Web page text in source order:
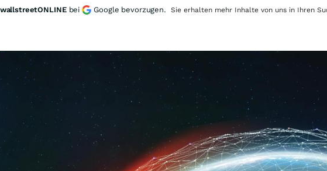
wallstreetONLINE bei Google bevorzugen. Sie erhalten mehr Inhalte von uns in Ihren